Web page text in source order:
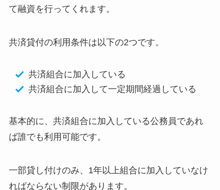
て融資を行ってくれます。
共済貸付の利用条件は以下の2つです。
共済組合に加入している
共済組合に加入して一定期間経過している
基本的に、共済組合に加入している公務員であれ
ば誰でも利用可能です。
一部貸し付けのみ、1年以上組合に加入していなけ
ればならない制限があります。